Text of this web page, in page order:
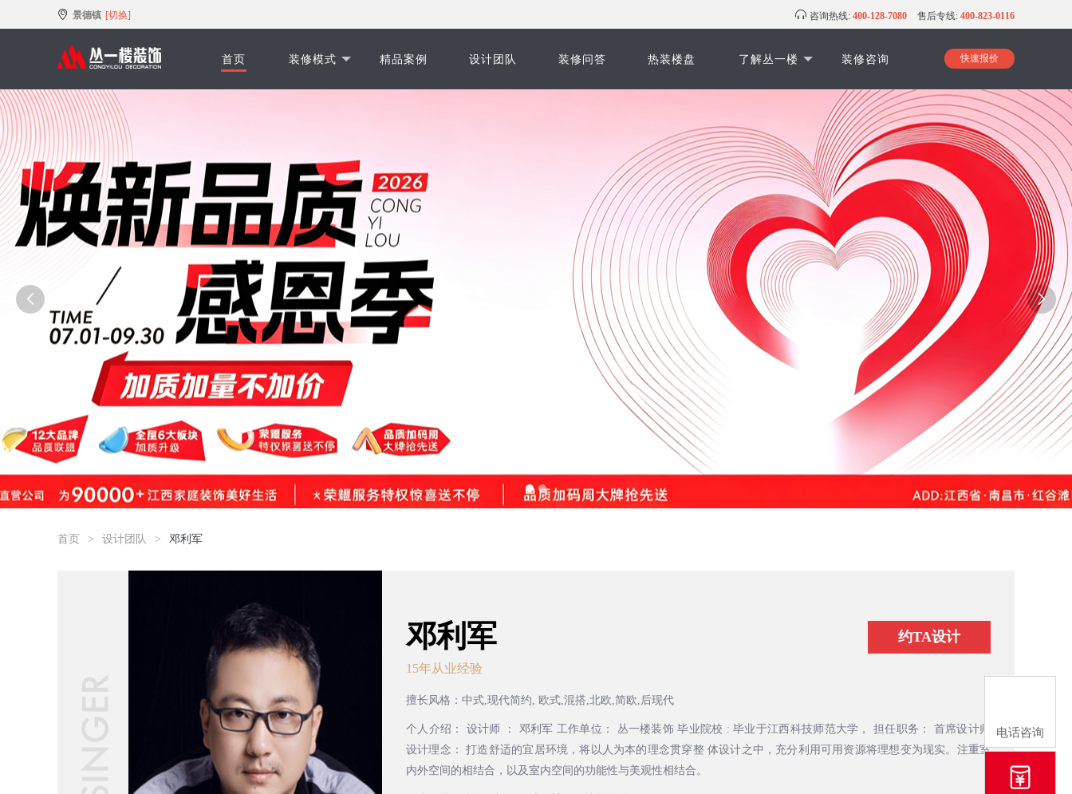
景德镇 [切换] 咨询热线: 400-128-7080 售后专线: 400-823-0116
首页 装修模式 精品案例 设计团队 装修问答 热装楼盘 了解丛一楼 装修咨询 快速报价
 
首页 > 设计团队 > 邓利军
邓利军 约TA设计
15年从业经验
擅长风格：中式,现代简约, 欧式,混搭,北欧,简欧,后现代
个人介绍： 设计师 ： 邓利军 工作单位： 丛一楼装饰 毕业院校 : 毕业于江西科技师范大学， 担任职务： 首席设计师
设计理念： 打造舒适的宜居环境，将以人为本的理念贯穿整 体设计之中，充分利用可用资源将理想变为现实。注重室
内外空间的相结合，以及室内空间的功能性与美观性相结合。
电话咨询